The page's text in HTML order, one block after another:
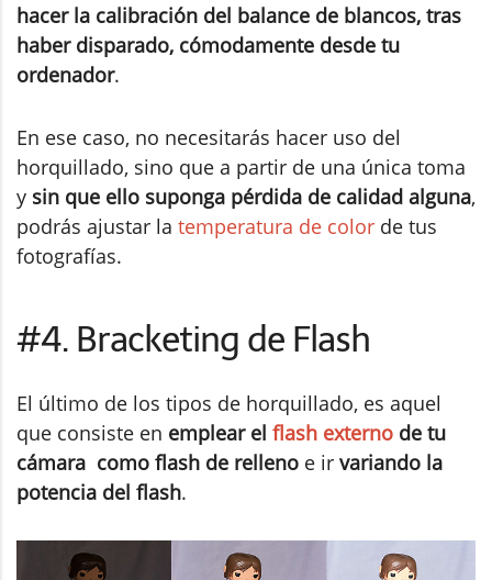
hacer la calibración del balance de blancos, tras
haber disparado, cómodamente desde tu
ordenador.
En ese caso, no necesitarás hacer uso del
horquillado, sino que a partir de una única toma
y sin que ello suponga pérdida de calidad alguna,
podrás ajustar la temperatura de color de tus
fotografías.
#4. Bracketing de Flash
El último de los tipos de horquillado, es aquel
que consiste en emplear el flash externo de tu
cámara como flash de relleno e ir variando la
potencia del flash.